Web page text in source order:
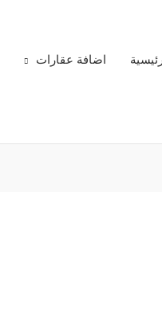
اضافة عقارات